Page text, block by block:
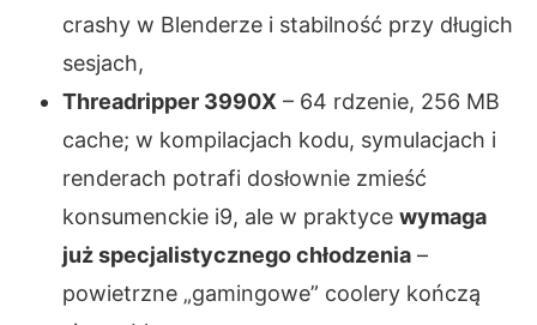
crashy w Blenderze i stabilność przy długich
sesjach,
Threadripper 3990X – 64 rdzenie, 256 MB
cache; w kompilacjach kodu, symulacjach i
renderach potrafi dosłownie zmieść
konsumenckie i9, ale w praktyce wymaga
już specjalistycznego chłodzenia –
powietrzne „gamingowe” coolery kończą